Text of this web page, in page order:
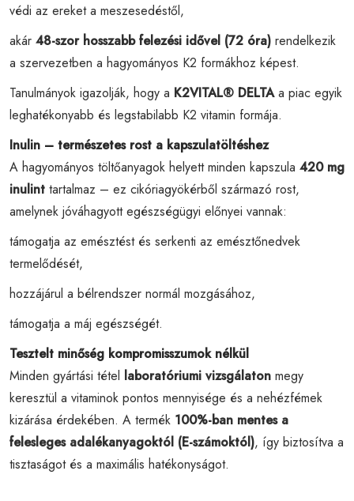
védi az ereket a meszesedéstől,
akár 48-szor hosszabb felezési idővel (72 óra) rendelkezik
a szervezetben a hagyományos K2 formákhoz képest.
Tanulmányok igazolják, hogy a K2VITAL® DELTAa piac egyik
leghatékonyabb és legstabilabb K2 vitamin formája.
Inulin – természetes rost a kapszulatöltéshez
A hagyományos töltőanyagok helyett minden kapszula 420 mg
inulint tartalmaz – ez cikóriagyökérből származó rost,
amelynek jóváhagyott egészségügyi előnyei vannak:
támogatja az emésztést és serkenti az emésztőnedvek
termelődését,
hozzájárul a bélrendszer normál mozgásához,
támogatja a máj egészségét.
Tesztelt minőség kompromisszumok nélkül
Minden gyártási tétel laboratóriumi vizsgálaton megy
keresztül a vitaminok pontos mennyisége és a nehézfémek
kizárása érdekében. A termék 100%-ban mentes a
felesleges adalékanyagoktól (E-számoktól), így biztosítva a
tisztaságot és a maximális hatékonyságot.